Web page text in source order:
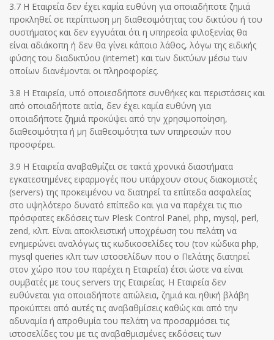
3.7 Η Εταιρεία δεν έχει καμία ευθύνη για οποιαδήποτε ζημιά
προκληθεί σε περίπτωση μη διαθεσιμότητας του δικτύου ή του
συστήματος και δεν εγγυάται ότι η υπηρεσία φιλοξενίας θα
είναι αδιάκοπη ή δεν θα γίνει κάποιο λάθος, λόγω της ειδικής
φύσης του διαδικτύου (internet) και των δικτύων μέσω των
οποίων διανέμονται οι πληροφορίες.
3.8 Η Εταιρεία, υπό οποιεσδήποτε συνθήκες και περιστάσεις και
από οποιαδήποτε αιτία, δεν έχει καμία ευθύνη για
οποιαδήποτε ζημιά προκύψει από την χρησιμοποίηση,
διαθεσιμότητα ή μη διαθεσιμότητα των υπηρεσιών που
προσφέρει.
3.9 Η Εταιρεία αναβαθμίζει σε τακτά χρονικά διαστήματα
εγκατεστημένες εφαρμογές που υπάρχουν στους διακομιστές
(servers) της προκειμένου να διατηρεί τα επίπεδα ασφαλείας
στο υψηλότερο δυνατό επίπεδο και για να παρέχει τις πιο
πρόσφατες εκδόσεις των Plesk Control Panel, php, mysql, perl,
zend, κλπ. Είναι αποκλειστική υποχρέωση του πελάτη να
ενημερώνει αναλόγως τις κωδικοσελίδες του (τον κώδικα php,
mysql queries κλπ των ιστοσελίδων που ο Πελάτης διατηρεί
στον χώρο που του παρέχει η Εταιρεία) έτσι ώστε να είναι
συμβατές με τους servers της Εταιρείας. Η Εταιρεία δεν
ευθύνεται για οποιαδήποτε απώλεια, ζημιά και ηθική βλάβη
προκύπτει από αυτές τις αναβαθμίσεις καθώς και από την
αδυναμία ή απροθυμία του πελάτη να προσαρμόσει τις
ιστοσελίδες του με τις αναβαθμισμένες εκδόσεις των